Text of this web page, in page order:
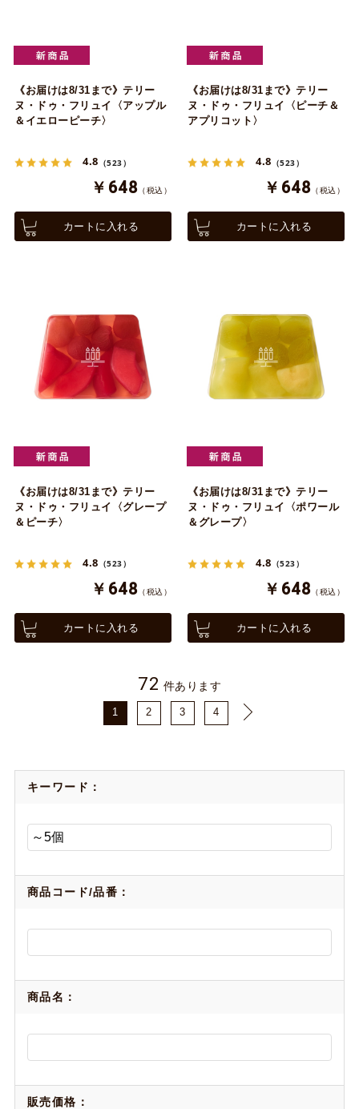
《お届けは8/31まで》テリー
ヌ・ドゥ・フリュイ〈アップル
＆イエローピーチ〉
4.8 （523）
￥648 （税込）
カートに入れる
《お届けは8/31まで》テリー
ヌ・ドゥ・フリュイ〈ピーチ＆
アプリコット〉
4.8 （523）
￥648 （税込）
カートに入れる
《お届けは8/31まで》テリー
ヌ・ドゥ・フリュイ〈グレープ
＆ピーチ〉
4.8 （523）
￥648 （税込）
カートに入れる
《お届けは8/31まで》テリー
ヌ・ドゥ・フリュイ〈ポワール
＆グレープ〉
4.8 （523）
￥648 （税込）
カートに入れる
72 件あります
1 2 3 4
キーワード：
商品コード/品番：
商品名：
販売価格：